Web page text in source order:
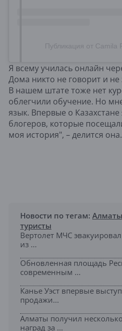
Публикация от Camila
Я всему училась онлайн
Дома никто не говорит и не
В нашем штате тоже нет
облегчили обучение. Но
язык. Впервые о Казахстане
блогеров, которые
моя история", – делится она.
Новости по тегам: Алматы
туристы
Вертолет МЧС
из ...
Обновленная площадь
современным ...
Канье Уэст впервые
продажи...
Алматы получил
наград за ...